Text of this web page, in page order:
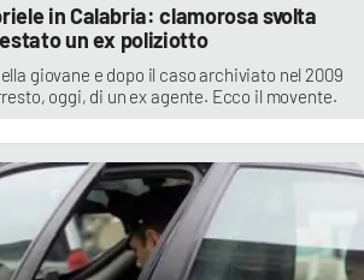
in Calabria: clamorosa svolta
un ex poliziotto
giovane e dopo il caso archiviato nel 2009
oggi, di un ex agente. Ecco il movente.